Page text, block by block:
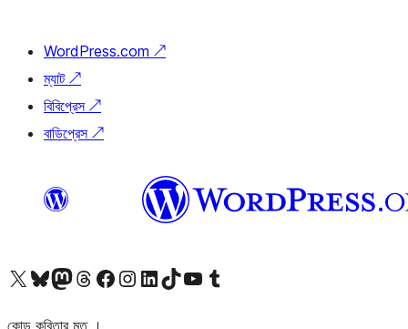
WordPress.com ↗
ম্যাট ↗
বিবিপ্রেস ↗
বাডিপ্রেস ↗
আমাদের X (আগের টুইটার) অ্যাকাউন্টে যানআমাদের Bluesky অ্যাকাউন্টটি দেখুনআমাদের মাস্টোডন অ্যাকাউন্টটি দেখুনআমাদের থ্রেডস অ্যাকাউন্টটি দেখুনআমাদের ফেসবুক পেজ দেখুনআমাদের ইন্সটাগ্রাম অ্যাকাউন্ট দেখুনআমাদের লিঙ্কডইন অ্যাকাউন্টে যানআমাদের TikTok অ্যাকাউন্টটি দেখুনআমাদের ইউটিউব চ্যানেলে যান আমাদের টাম্বলার অ্যাকাউন্ট দেখুন
কোড কবিতার মত ।